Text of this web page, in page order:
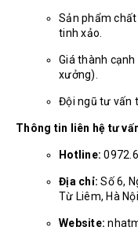
Sản phẩm
tinh xảo.
Giá thành
xưởng).
Đội ngũ tư vấn
Thông tin liên hệ tư
Hotline:
Địa chỉ: Số 6,
Từ Liêm, Hà Nội
Website: